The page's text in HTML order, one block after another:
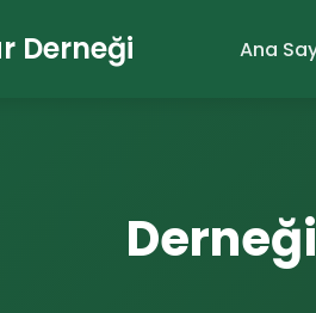
Derneği Ana